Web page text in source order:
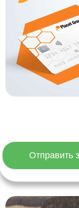
Отправить